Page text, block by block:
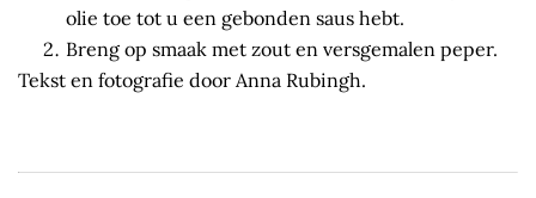
olie toe tot u een gebonden saus hebt.
Breng op smaak met zout en versgemalen peper.
Tekst en fotografie door Anna Rubingh.